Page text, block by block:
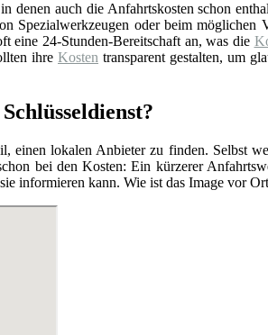
auch die Anfahrtskosten schon
oder beim möglichen
eine 24-Stunden-Bereitschaft an, was die
ihre Kosten transparent gestalten, um
einen lokalen Anbieter zu finden. Selbst
bei den Kosten: Ein kürzerer
informieren kann. Wie ist das Image vor